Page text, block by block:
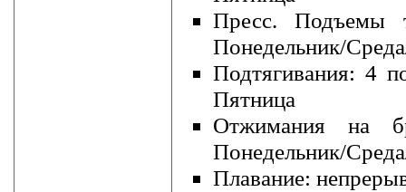
Пресс. Подъемы
Понедельник/
Подтягивания: 4
Пятница
Отжимания на
Понедельник/
Плавание: